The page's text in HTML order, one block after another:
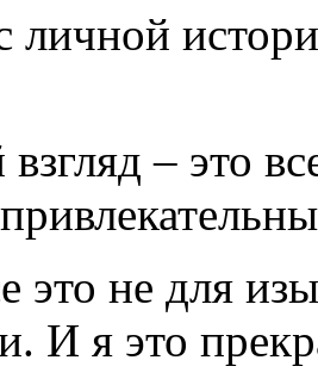
личной
– это
это не для
И я это